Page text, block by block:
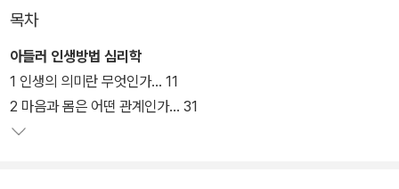
뿐만 아니라 아들러 심리학을 실제 생활 속에서 어떻게 적용해 삶의
문제들을 헤쳐 나갈 것인가를 헤아려 이해하기 쉽도록 풀이해서 엮었
다. 이렇게 여러 관점에서 아들러 심리학을 만남으로써 독자는 이제
껏 자신이 고민해온 문제를 정면으로 마주할 용기를 얻을 수 있으며
아들러 심리학에 한결 가까이 다가설 것이다.
목차
아들러 인생방법 심리학
1 인생의 의미란 무엇인가… 11
2 마음과 몸은 어떤 관계인가… 31